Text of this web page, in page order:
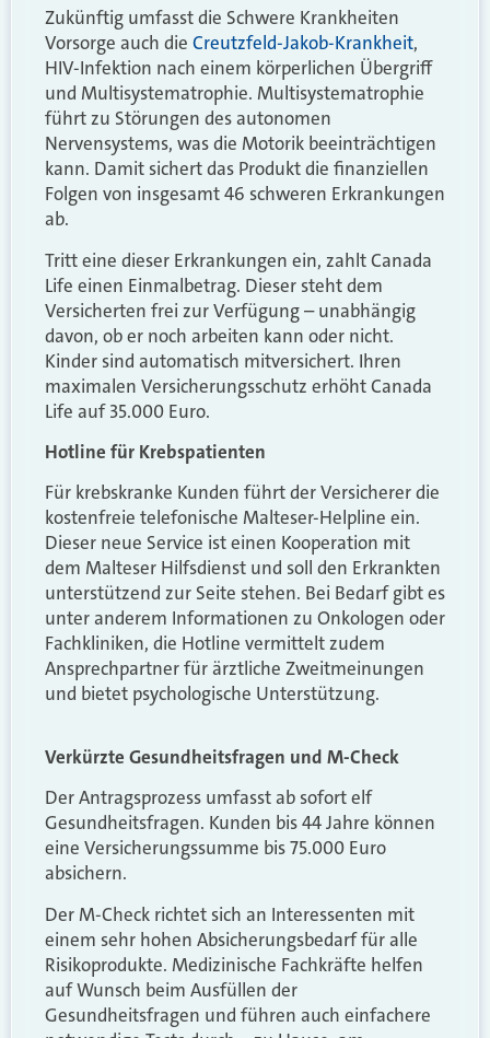
Zukünftig umfasst die Schwere Krankheiten
Vorsorge auch die Creutzfeld-Jakob-Krankheit,
HIV-Infektion nach einem körperlichen Übergriff
und Multisystematrophie. Multisystematrophie
führt zu Störungen des autonomen
Nervensystems, was die Motorik beeinträchtigen
kann. Damit sichert das Produkt die finanziellen
Folgen von insgesamt 46 schweren Erkrankungen
ab.
Tritt eine dieser Erkrankungen ein, zahlt Canada
Life einen Einmalbetrag. Dieser steht dem
Versicherten frei zur Verfügung – unabhängig
davon, ob er noch arbeiten kann oder nicht.
Kinder sind automatisch mitversichert. Ihren
maximalen Versicherungsschutz erhöht Canada
Life auf 35.000 Euro.
Hotline für Krebspatienten
Für krebskranke Kunden führt der Versicherer die
kostenfreie telefonische Malteser-Helpline ein.
Dieser neue Service ist einen Kooperation mit
dem Malteser Hilfsdienst und soll den Erkrankten
unterstützend zur Seite stehen. Bei Bedarf gibt es
unter anderem Informationen zu Onkologen oder
Fachkliniken, die Hotline vermittelt zudem
Ansprechpartner für ärztliche Zweitmeinungen
und bietet psychologische Unterstützung.
Verkürzte Gesundheitsfragen und M-Check
Der Antragsprozess umfasst ab sofort elf
Gesundheitsfragen. Kunden bis 44 Jahre können
eine Versicherungssumme bis 75.000 Euro
absichern.
Der M-Check richtet sich an Interessenten mit
einem sehr hohen Absicherungsbedarf für alle
Risikoprodukte. Medizinische Fachkräfte helfen
auf Wunsch beim Ausfüllen der
Gesundheitsfragen und führen auch einfachere